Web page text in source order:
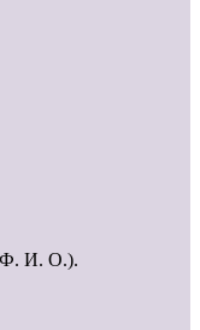
(Ф. И. О.).